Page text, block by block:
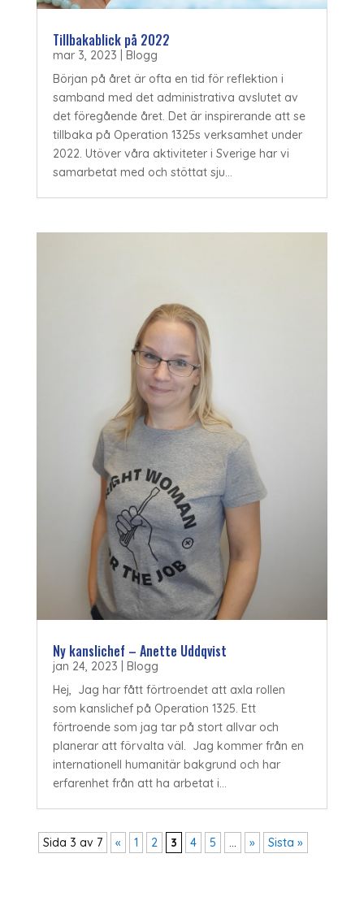
Tillbakablick på 2022
mar 3, 2023
Blogg
Början på året är ofta en tid för reflektion i
samband med det administrativa avslutet av
det föregående året. Det är inspirerande att se
tillbaka på Operation 1325s verksamhet under
2022. Utöver våra aktiviteter i Sverige har vi
samarbetat med och stöttat sju...
Ny kanslichef – Anette Uddqvist
jan 24, 2023
Blogg
Hej, Jag har fått förtroendet att axla rollen
som kanslichef på Operation 1325. Ett
förtroende som jag tar på stort allvar och
planerar att förvalta väl. Jag kommer från en
internationell humanitär bakgrund och har
erfarenhet från att ha arbetat i...
Sida 3 av 7 « 1 2 3 4 5 ... » Sista »